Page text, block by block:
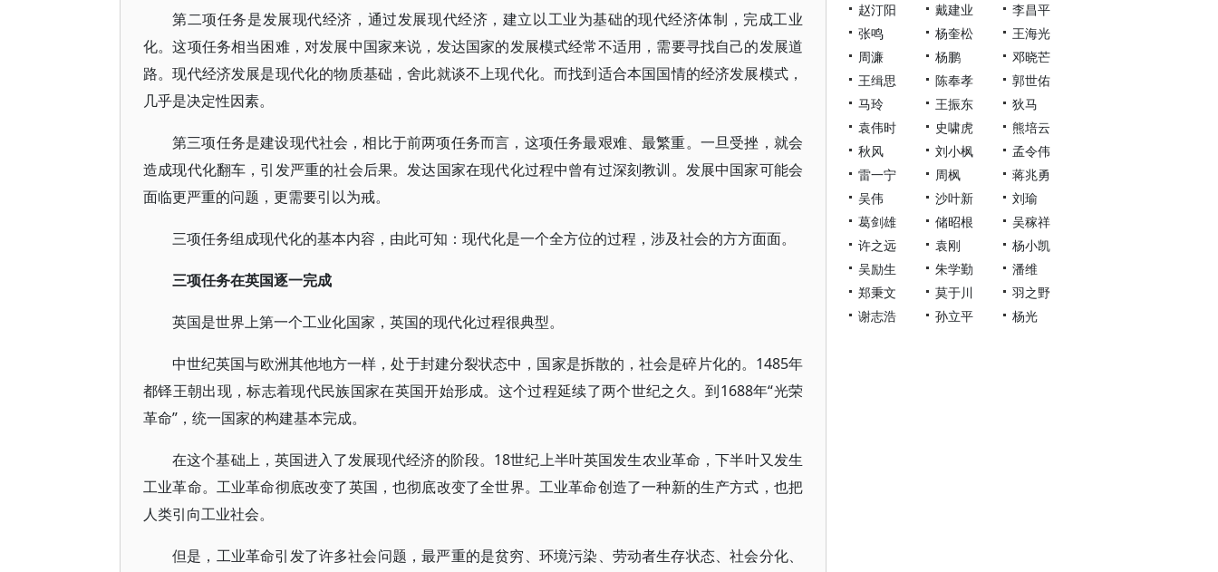
第二项任务是发展现代经济，通过发展现代经济，建立以工业为基础的现代经济体制，完成工业
化。这项任务相当困难，对发展中国家来说，发达国家的发展模式经常不适用，需要寻找自己的发展道
路。现代经济发展是现代化的物质基础，舍此就谈不上现代化。而找到适合本国国情的经济发展模式，
几乎是决定性因素。
第三项任务是建设现代社会，相比于前两项任务而言，这项任务最艰难、最繁重。一旦受挫，就会
造成现代化翻车，引发严重的社会后果。发达国家在现代化过程中曾有过深刻教训。发展中国家可能会
面临更严重的问题，更需要引以为戒。
三项任务组成现代化的基本内容，由此可知：现代化是一个全方位的过程，涉及社会的方方面面。
三项任务在英国逐一完成
英国是世界上第一个工业化国家，英国的现代化过程很典型。
中世纪英国与欧洲其他地方一样，处于封建分裂状态中，国家是拆散的，社会是碎片化的。1485年
都铎王朝出现，标志着现代民族国家在英国开始形成。这个过程延续了两个世纪之久。到1688年“光荣
革命”，统一国家的构建基本完成。
在这个基础上，英国进入了发展现代经济的阶段。18世纪上半叶英国发生农业革命，下半叶又发生
工业革命。工业革命彻底改变了英国，也彻底改变了全世界。工业革命创造了一种新的生产方式，也把
人类引向工业社会。
但是，工业革命引发了许多社会问题，最严重的是贫穷、环境污染、劳动者生存状态、社会分化、
赵汀阳
戴建业
李昌平
张鸣
杨奎松
王海光
周濂
杨鹏
邓晓芒
王缉思
陈奉孝
郭世佑
马玲
王振东
狄马
袁伟时
史啸虎
熊培云
秋风
刘小枫
孟令伟
雷一宁
周枫
蒋兆勇
吴伟
沙叶新
刘瑜
葛剑雄
储昭根
吴稼祥
许之远
袁刚
杨小凯
吴励生
朱学勤
潘维
郑秉文
莫于川
羽之野
谢志浩
孙立平 杨光